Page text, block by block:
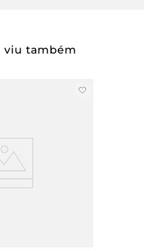
viu também